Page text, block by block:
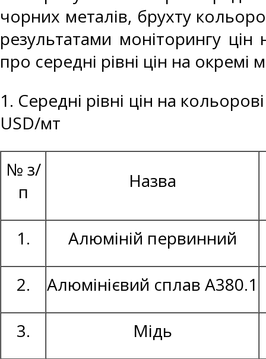
чорних металів, брухту
результатами моніторингу
про середні рівні цін на окремі
1. Середні рівні цін на
USD/мт
№ з/
п
Назва
1. Алюміній первинний
2. Алюмінієвий сплав А380.1
3. Мідь